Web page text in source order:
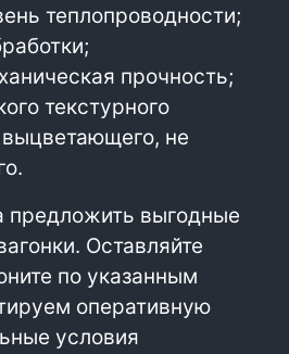
теплопроводности;
прочность;
текстурного
не
предложить выгодные
Оставляйте
по указанным
оперативную
условия